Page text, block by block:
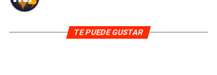
TE PUEDE GUSTAR